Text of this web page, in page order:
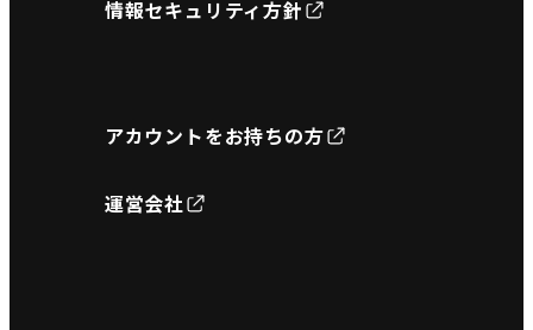
情報セキュリティ方針
アカウントをお持ちの方
運営会社